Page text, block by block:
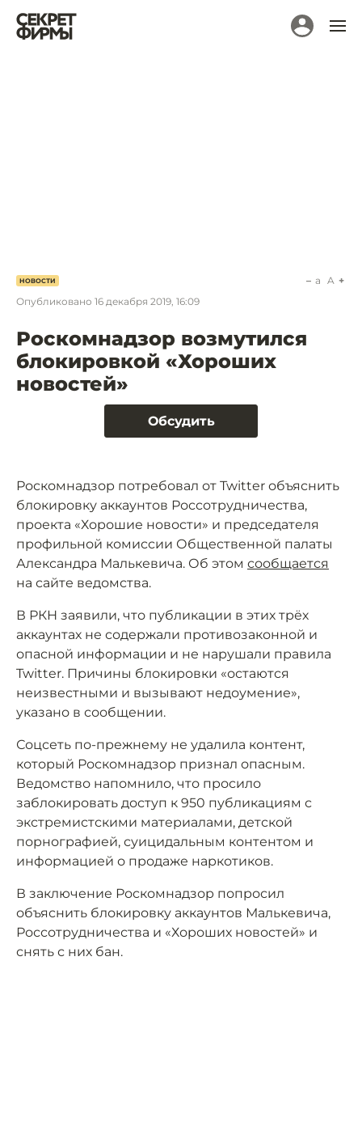
НОВОСТИ
Опубликовано 16 декабря 2019, 16:09
a A
Роскомнадзор возмутился
блокировкой «Хороших
новостей»
Обсудить
Роскомнадзор потребовал от Twitter объяснить
блокировку аккаунтов Россотрудничества,
проекта «Хорошие новости» и председателя
профильной комиссии Общественной палаты
Александра Малькевича. Об этом сообщается
на сайте ведомства.
В РКН заявили, что публикации в этих трёх
аккаунтах не содержали противозаконной и
опасной информации и не нарушали правила
Twitter. Причины блокировки «остаются
неизвестными и вызывают недоумение»,
указано в сообщении.
Соцсеть по-прежнему не удалила контент,
который Роскомнадзор признал опасным.
Ведомство напомнило, что просило
заблокировать доступ к 950 публикациям с
экстремистскими материалами, детской
порнографией, суицидальным контентом и
информацией о продаже наркотиков.
В заключение Роскомнадзор попросил
объяснить блокировку аккаунтов Малькевича,
Россотрудничества и «Хороших новостей» и
снять с них бан.